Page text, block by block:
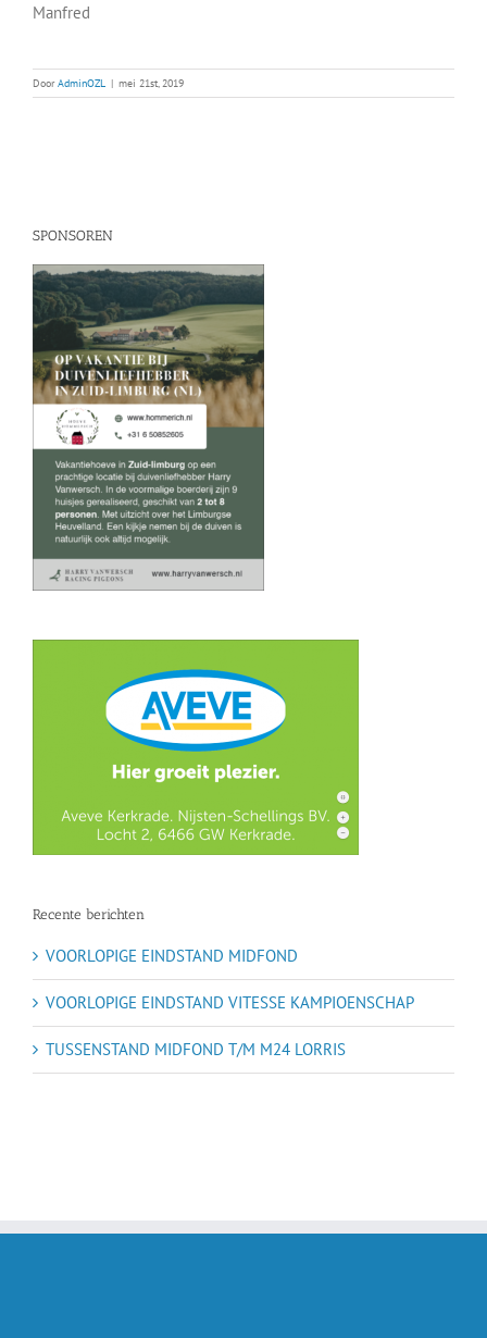
Manfred
DoorAdminOZL | mei 21st, 2019
SPONSOREN
Recente berichten
VOORLOPIGE EINDSTAND MIDFOND
VOORLOPIGE EINDSTAND VITESSE KAMPIOENSCHAP
TUSSENSTAND MIDFOND T/M M24 LORRIS